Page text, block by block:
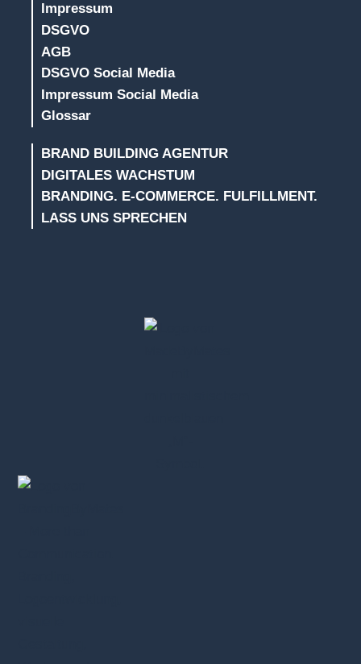
Impressum
DSGVO
AGB
DSGVO Social Media
Impressum Social Media
Glossar
BRAND BUILDING AGENTUR
DIGITALES WACHSTUM
BRANDING. E-COMMERCE. FULFILLMENT.
LASS UNS SPRECHEN